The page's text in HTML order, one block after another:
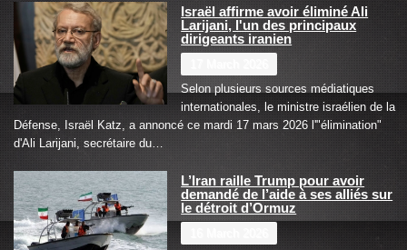
Israël affirme avoir éliminé Ali
Larijani, l'un des principaux
dirigeants iranien
Selon plusieurs sources médiatiques
internationales, le ministre israélien de la
Défense, Israël Katz, a annoncé ce mardi 17 mars 2026 l'"élimination"
d'Ali Larijani, secrétaire du…
L’Iran raille Trump pour avoir
demandé de l’aide à ses alliés sur
le détroit d’Ormuz